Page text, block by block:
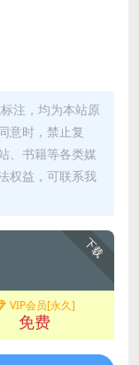
注，均为本站原
意时，禁止复
、书籍等各类媒
权益，可联系我
下载
VIP会员[永久]
免费